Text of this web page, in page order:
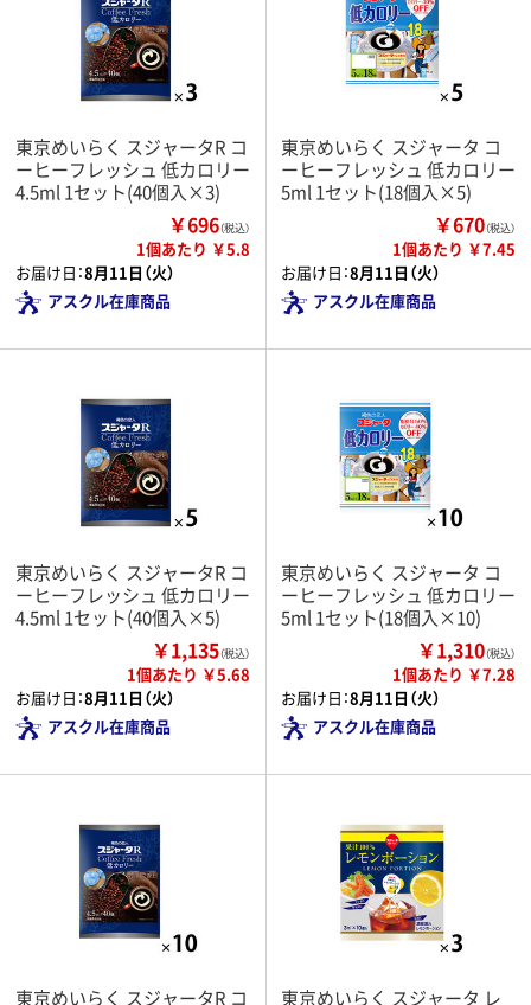
東京めいらく スジャータR コ
ーヒーフレッシュ 低カロリー
4.5ml 1セット(40個入×3)
￥696（税込）
1個あたり ￥5.8
お届け日：8月11日（火）
アスクル在庫商品
東京めいらく スジャータ コ
ーヒーフレッシュ 低カロリー
5ml 1セット(18個入×5)
￥670（税込）
1個あたり ￥7.45
お届け日：8月11日（火）
アスクル在庫商品
東京めいらく スジャータR コ
ーヒーフレッシュ 低カロリー
4.5ml 1セット(40個入×5)
￥1,135（税込）
1個あたり ￥5.68
お届け日：8月11日（火）
アスクル在庫商品
東京めいらく スジャータ コ
ーヒーフレッシュ 低カロリー
5ml 1セット(18個入×10)
￥1,310（税込）
1個あたり ￥7.28
お届け日：8月11日（火）
アスクル在庫商品
東京めいらく スジャータR コ
東京めいらく スジャータ レ